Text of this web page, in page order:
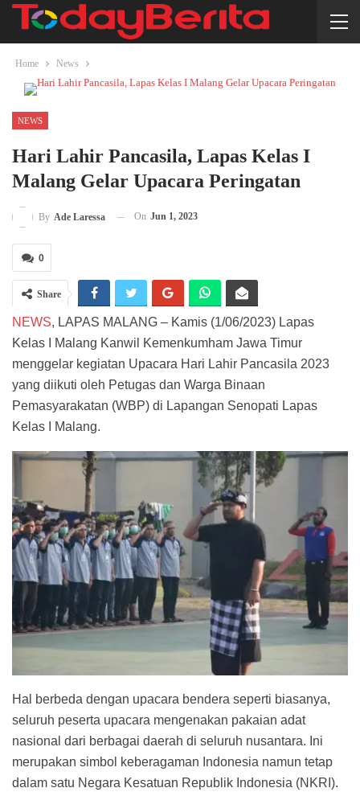
Home News
NEWS
Hari Lahir Pancasila, Lapas Kelas I
Malang Gelar Upacara Peringatan
By Ade Laressa On Jun 1, 2023
0
Share
NEWS, LAPAS MALANG – Kamis (1/06/2023) Lapas
Kelas I Malang Kanwil Kemenkumham Jawa Timur
menggelar kegiatan Upacara Hari Lahir Pancasila 2023
yang diikuti oleh Petugas dan Warga Binaan
Pemasyarakatan (WBP) di Lapangan Senopati Lapas
Kelas I Malang.
Hal berbeda dengan upacara bendera seperti biasanya,
seluruh peserta upacara mengenakan pakaian adat
nasional dari berbagai daerah di seluruh nusantara. Ini
merupakan simbol keberagaman Indonesia namun tetap
dalam satu Negara Kesatuan Republik Indonesia (NKRI).